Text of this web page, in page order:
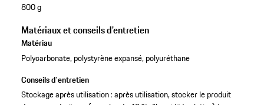
800 g
Matériaux et conseils d'entretien
Matériau
Polycarbonate, polystyrène expansé, polyuréthane
Conseils d'entretien
Stockage après utilisation : après utilisation, stocker le produit